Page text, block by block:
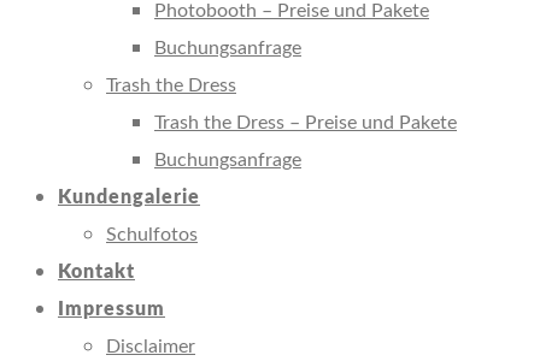
Photobooth – Preise und Pakete
Buchungsanfrage
Trash the Dress
Trash the Dress – Preise und Pakete
Buchungsanfrage
Kundengalerie
Schulfotos
Kontakt
Impressum
Disclaimer